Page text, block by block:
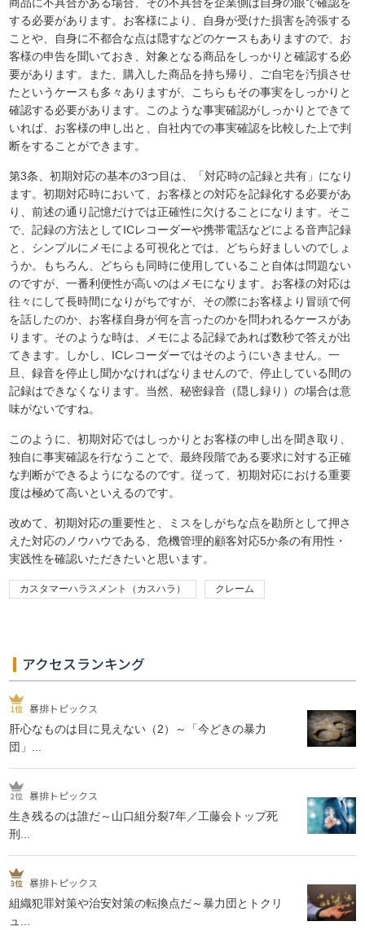
する必要があります。お客様により、自身が受けた損害を誇張する
ことや、自身に不都合な点は隠すなどのケースもありますので、お
客様の申告を聞いておき、対象となる商品をしっかりと確認する必
要があります。また、購入した商品を持ち帰り、ご自宅を汚損させ
たというケースも多々ありますが、こちらもその事実をしっかりと
確認する必要があります。このような事実確認がしっかりとできて
いれば、お客様の申し出と、自社内での事実確認を比較した上で判
断をすることができます。
第3条、初期対応の基本の3つ目は、「対応時の記録と共有」になり
ます。初期対応時において、お客様との対応を記録化する必要があ
り、前述の通り記憶だけでは正確性に欠けることになります。そこ
で、記録の方法としてICレコーダーや携帯電話などによる音声記録
と、シンプルにメモによる可視化とでは、どちら好ましいのでしょ
うか。もちろん、どちらも同時に使用していること自体は問題ない
のですが、一番利便性が高いのはメモになります。お客様の対応は
往々にして長時間になりがちですが、その際にお客様より冒頭で何
を話したのか、お客様自身が何を言ったのかを問われるケースがあ
ります。そのような時は、メモによる記録であれば数秒で答えが出
てきます。しかし、ICレコーダーではそのようにいきません。一
旦、録音を停止し聞かなければなりませんので、停止している間の
記録はできなくなります。当然、秘密録音（隠し録り）の場合は意
味がないですね。
このように、初期対応ではしっかりとお客様の申し出を聞き取り、
独自に事実確認を行なうことで、最終段階である要求に対する正確
な判断ができるようになるのです。従って、初期対応における重要
度は極めて高いといえるのです。
改めて、初期対応の重要性と、ミスをしがちな点を勘所として押さ
えた対応のノウハウである、危機管理的顧客対応5か条の有用性・
実践性を確認いただきたいと思います。
カスタマーハラスメント（カスハラ） クレーム
アクセスランキング
暴排トピックス
肝心なものは目に見えない（2）～「今どきの暴力
団」...
暴排トピックス
生き残るのは誰だ～山口組分裂7年／工藤会トップ死
刑...
暴排トピックス
組織犯罪対策や治安対策の転換点だ～暴力団とトクリ
ュ...